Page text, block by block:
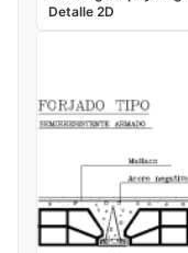
Detalle 2D